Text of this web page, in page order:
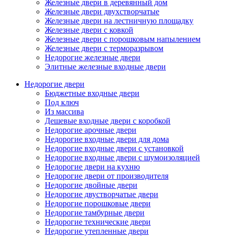
Железные двери в деревянный дом
Железные двери двухстворчатые
Железные двери на лестничную площадку
Железные двери с ковкой
Железные двери с порошковым напылением
Железные двери с терморазрывом
Недорогие железные двери
Элитные железные входные двери
Недорогие двери
Бюджетные входные двери
Под ключ
Из массива
Дешевые входные двери с коробкой
Недорогие арочные двери
Недорогие входные двери для дома
Недорогие входные двери с установкой
Недорогие входные двери с шумоизоляцией
Недорогие двери на кухню
Недорогие двери от производителя
Недорогие двойные двери
Недорогие двустворчатые двери
Недорогие порошковые двери
Недорогие тамбурные двери
Недорогие технические двери
Недорогие утепленные двери